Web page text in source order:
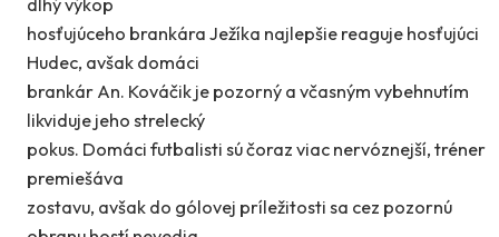
dlhý výkop
hosťujúceho brankára Ježíka najlepšie reaguje hosťujúci
Hudec, avšak domáci
brankár An. Kováčik je pozorný a včasným vybehnutím
likviduje jeho strelecký
pokus. Domáci futbalisti sú čoraz viac nervóznejší, tréner
premiešáva
zostavu, avšak do gólovej príležitosti sa cez pozornú